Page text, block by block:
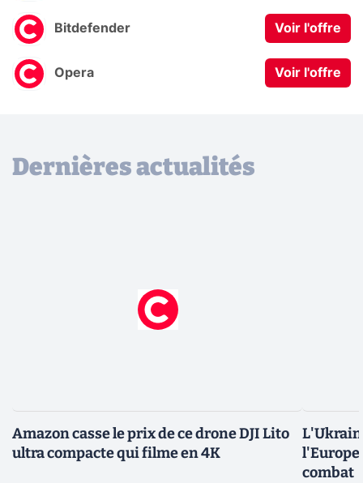
Bitdefender Voir l'offre
Opera Voir l'offre
Dernières actualités
Amazon casse le prix de ce drone DJI Lito
ultra compacte qui filme en 4K
l'Europe
combat